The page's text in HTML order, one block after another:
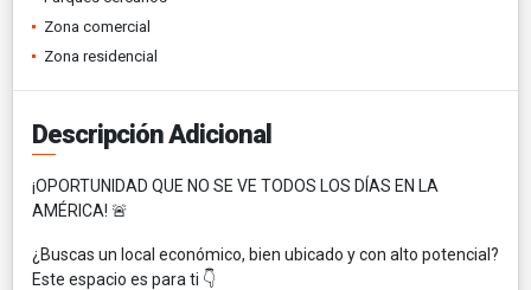
Zona comercial
Zona residencial
Descripción Adicional
¡OPORTUNIDAD QUE NO SE VE TODOS LOS DÍAS EN LA
AMÉRICA! 🚨
¿Buscas un local económico, bien ubicado y con alto potencial?
Este espacio es para ti 👇